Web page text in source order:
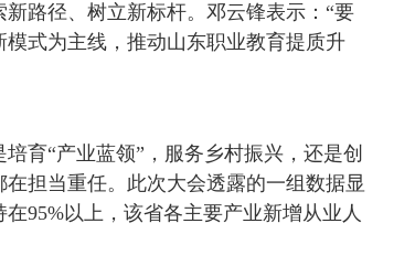
路径、树立新标杆。邓云锋表示：“要
式为主线，推动山东职业教育提质升
育“产业蓝领”，服务乡村振兴，还是创
担当重任。此次大会透露的一组数据显
95%以上，该省各主要产业新增从业人